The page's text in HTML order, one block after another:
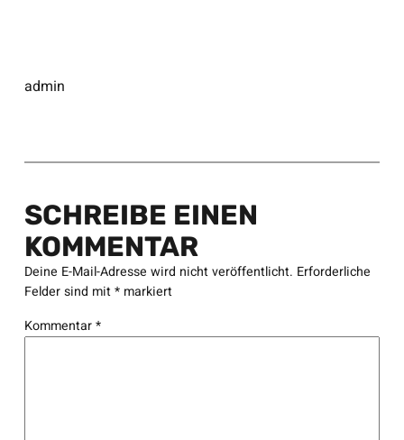
admin
SCHREIBE EINEN
KOMMENTAR
Deine E-Mail-Adresse wird nicht veröffentlicht. Erforderliche
Felder sind mit*markiert
Kommentar*